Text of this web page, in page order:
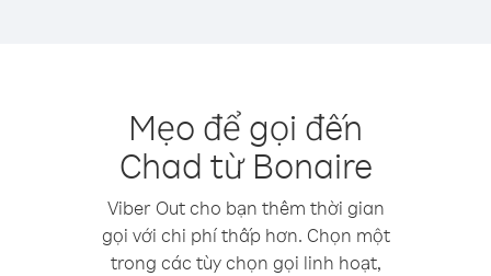
Mẹo để gọi đến
Chad từ Bonaire
Viber Out cho bạn thêm thời gian
gọi với chi phí thấp hơn. Chọn một
trong các tùy chọn gọi linh hoạt,